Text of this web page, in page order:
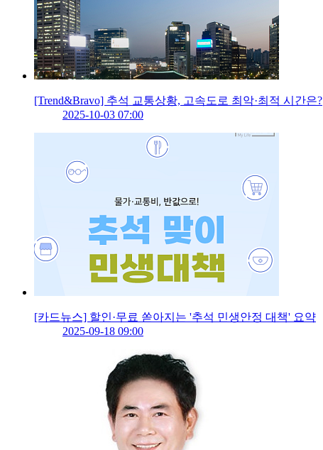
[Trend&Bravo] 추석 교통상황, 고속도로 최악·최적 시간은?
2025-10-03 07:00
[카드뉴스] 할인·무료 쏟아지는 '추석 민생안정 대책' 요약
2025-09-18 09:00